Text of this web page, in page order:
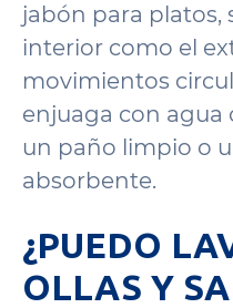
jabón para platos,
interior como el
movimientos
enjuaga con agua
un paño limpio o
absorbente.
¿PUEDO
OLLAS Y